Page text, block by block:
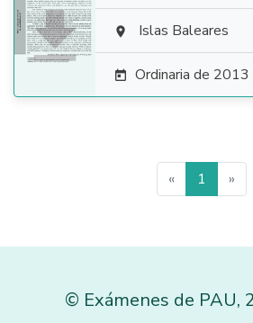
  Islas Baleares
 Ordinaria de 2013
« 1 »
© Exámenes de PAU,